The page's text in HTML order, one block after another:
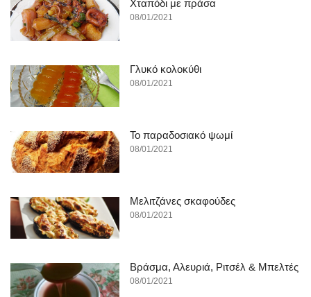
Χταπόδι με πράσα
08/01/2021
Γλυκό κολοκύθι
08/01/2021
To παραδοσιακό ψωμί
08/01/2021
Μελιτζάνες σκαφούδες
08/01/2021
Βράσμα, Αλευριά, Ριτσέλ & Μπελτές
08/01/2021